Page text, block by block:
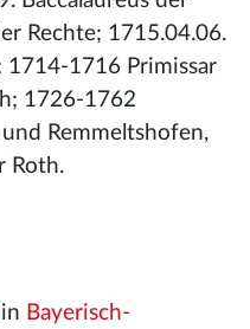
Rechte; 1715.04.06.
1714-1716 Primissar
1726-1762
Remmeltshofen,
Roth.
in Bayerisch-